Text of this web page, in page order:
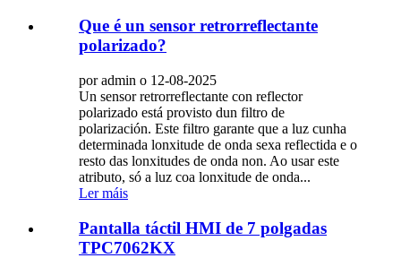
Que é un sensor retrorreflectante
polarizado?
por admin o 12-08-2025
Un sensor retrorreflectante con reflector
polarizado está provisto dun filtro de
polarización. Este filtro garante que a luz cunha
determinada lonxitude de onda sexa reflectida e o
resto das lonxitudes de onda non. Ao usar este
atributo, só a luz coa lonxitude de onda...
Ler máis
Pantalla táctil HMI de 7 polgadas
TPC7062KX